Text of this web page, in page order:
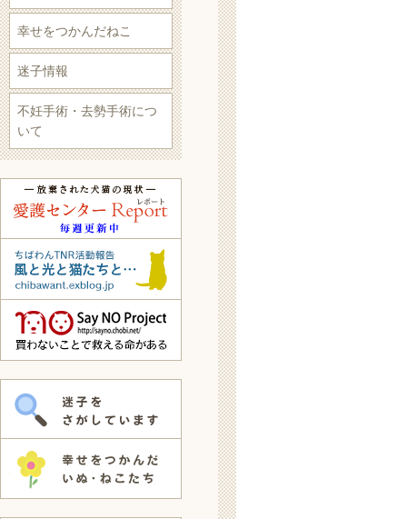
幸せをつかんだねこ
迷子情報
不妊手術・去勢手術につ
いて